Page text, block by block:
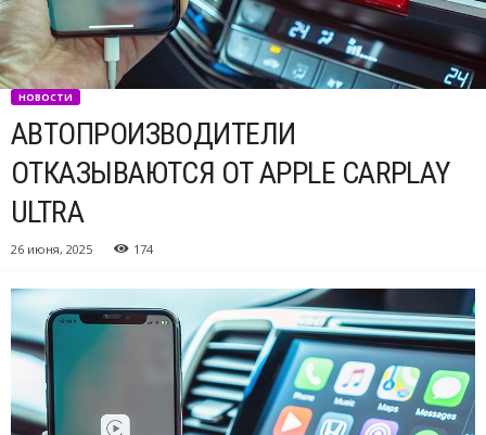
НОВОСТИ
АВТОПРОИЗВОДИТЕЛИ
ОТКАЗЫВАЮТСЯ ОТ APPLE CARPLAY
ULTRA
26 июня, 2025 174